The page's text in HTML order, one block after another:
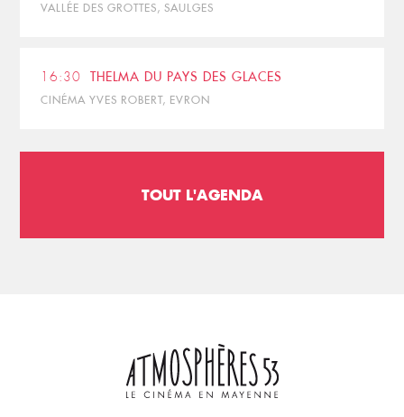
VALLÉE DES GROTTES, SAULGES
16:30 THELMA DU PAYS DES GLACES
CINÉMA YVES ROBERT, EVRON
TOUT L'AGENDA